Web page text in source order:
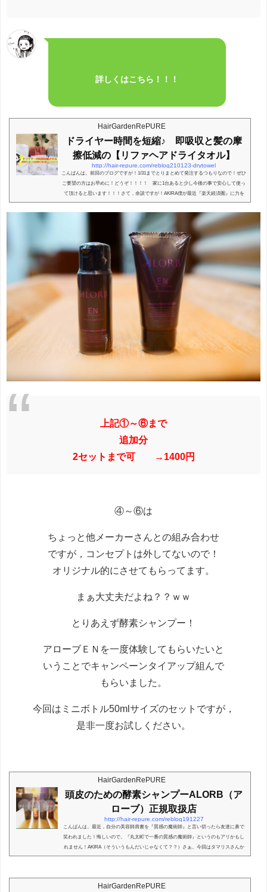
詳しくはこちら！！！
HairGardenRePURE
ドライヤー時間を短縮♪ 即吸収と髪の摩
擦低減の【リファヘアドライタオル】
http://hair-repure.com/reblog210123-drytowel
こんばんは。前回のブログですが！1/31までとりまとめて発注するつもりなので！ぜひ
ご要望の方はお早めに！どうぞ！！！！ 家に1台あると少し今後の事で安心して使っ
て頂けると思います！！！さて，余談ですが！AKIRA僕が最近『楽天経済圏』に力を
入れ始めその目線から【楽天Pay】も導入検討しております！ 皆様は何Payが多いで
すかね？？今後【楽天pay】が上昇してくると勝手に思ってて、【d払い】は少し以外
やねんなー！！使ってるんかな？以外と。完全に【LINEpay】は置いていかれてる感が
ある！https://t.co/zQuDoeNKZt— DON☆あ...
上記①～⑥まで
追加分
2セットまで可 →1400円
④～⑥は
ちょっと他メーカーさんとの組み合わせ
ですが，コンセプトは外してないので！
オリジナル的にさせてもらってます。
まぁ大丈夫だよね？？ｗｗ
とりあえず酵素シャンプー！
アローブＥＮを一度体験してもらいたいと
いうことでキャンペーンタイアップ組んで
もらいました。
今回はミニボトル50mlサイズのセットですが，
是非一度お試しください。
HairGardenRePURE
頭皮のための酵素シャンプーALORB（ア
ローブ）正規取扱店
http://hair-repure.com/reblog191227
こんばんは。最近，自分の美容師肩書を『質感の魔術師』と言い切ったら友達に鼻で
笑われました！悔しいので。『丸太町で一番の質感の魔術師』というのもアリかもし
れません！AKIRA（そういうもんだいじゃなくて？？）さぁ。今回はタマリスさんか
らの商材。アローブというシリーズについて！でっす。。。今回は EN という酵素
いうタイプの記事はこちらからどうぞ！同じアローブのシリーズです。ALORB ～ア
ローブ～ ENタイプいや！この場合は【Type E...
HairGardenRePURE